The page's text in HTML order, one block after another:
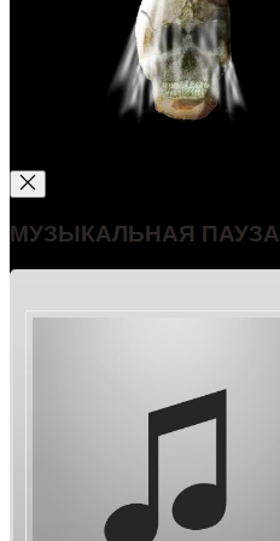
МУЗЫКАЛЬНАЯ ПАУЗА